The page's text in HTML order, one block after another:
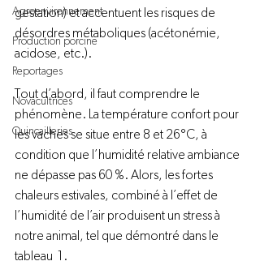
Agroenvironnement
Production porcine
Reportages
Novacultrices
Quincailleries
gestation) et accentuent les risques de
désordres métaboliques (acétonémie,
acidose, etc.).
Tout d’abord, il faut comprendre le
phénomène. La température confort pour
les vaches se situe entre 8 et 26°C, à
condition que l’humidité relative ambiance
ne dépasse pas 60 %. Alors, les fortes
chaleurs estivales, combiné à l’effet de
l’humidité de l’air produisent un stress à
notre animal, tel que démontré dans le
tableau  1.